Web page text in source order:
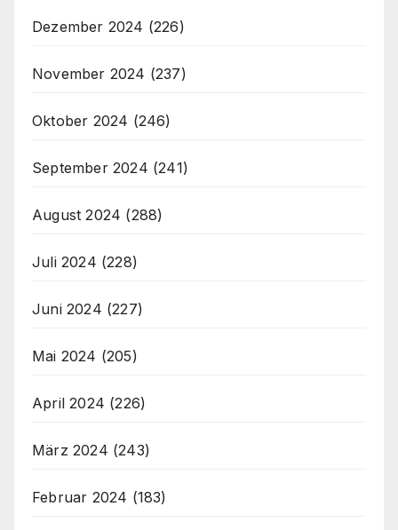
Dezember 2024 (226)
November 2024 (237)
Oktober 2024 (246)
September 2024 (241)
August 2024 (288)
Juli 2024 (228)
Juni 2024 (227)
Mai 2024 (205)
April 2024 (226)
März 2024 (243)
Februar 2024 (183)